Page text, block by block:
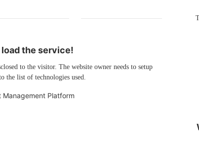
the service!
to the visitor. The website owner needs to setup
the list of technologies used.
Management Platform